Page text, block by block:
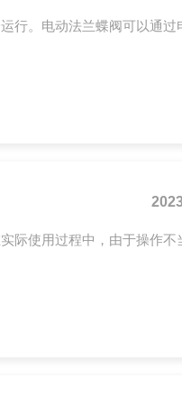
行。电动法兰蝶阀可以通过
际使用过程中，由于操作不